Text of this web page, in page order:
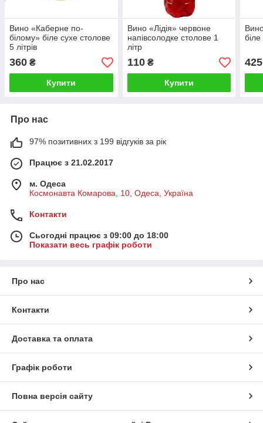
Вино «Каберне по-
білому» біле сухе столове
5 літрів
360 ₴
Купити
Вино «Лідія» червоне
напівсолодке столове 1
літр
110₴
Купити
біле
425
Про нас
97% позитивних з 199 відгуків за рік
Працює з 21.02.2017
м. Одеса
Космонавта Комарова, 10, Одеса, Україна
Контакти
Сьогодні працює з 09:00 до 18:00
Показати весь графік роботи
Про нас
Контакти
Доставка та оплата
Графік роботи
Повна версія сайту